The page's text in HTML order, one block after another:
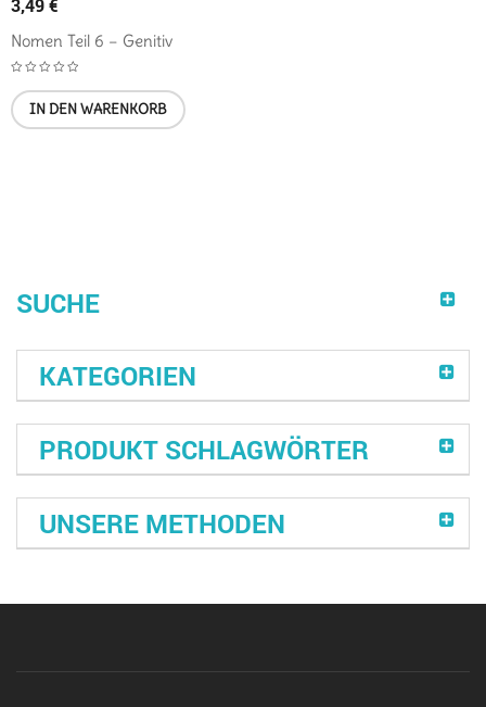
SUCHE
KATEGORIEN
PRODUKT SCHLAGWÖRTER
UNSERE METHODEN
3,49€
Nomen Teil 6 – Genitiv
IN DEN WARENKORB